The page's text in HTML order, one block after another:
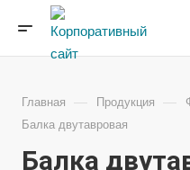
Главная — Продукция —
Балка двутавровая
Балка